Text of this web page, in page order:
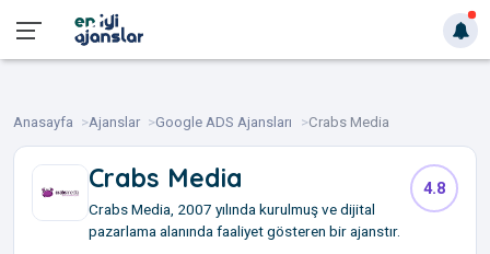
Anasayfa Ajanslar Google ADS Ajansları Crabs Media
Crabs Media
Crabs Media, 2007 yılında kurulmuş ve dijital
pazarlama alanında faaliyet gösteren bir ajanstır.
4.8